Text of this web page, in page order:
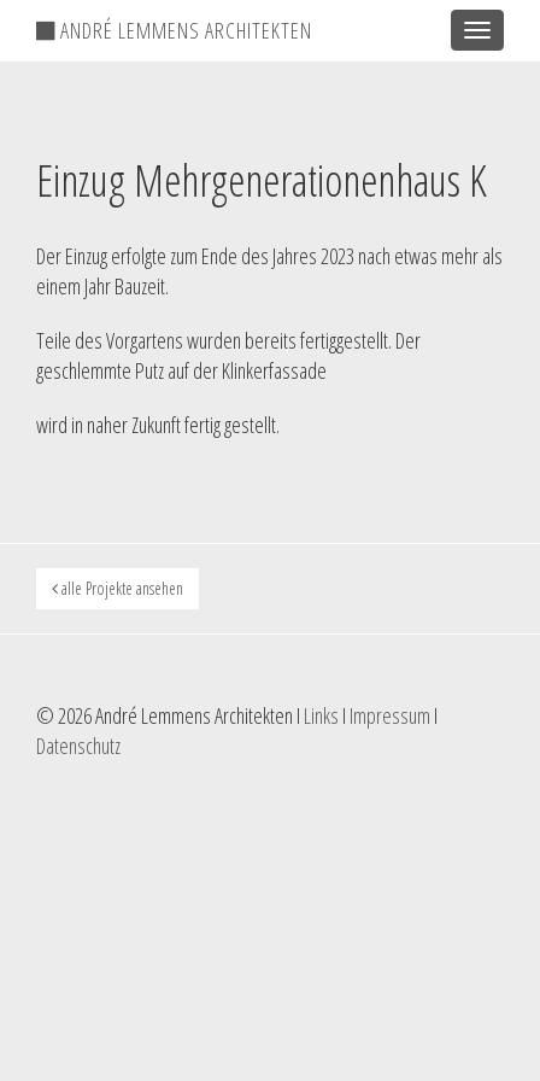
Toggle
ANDRÉ LEMMENS ARCHITEKTEN
Einzug Mehrgenerationenhaus K
Der Einzug erfolgte zum Ende des Jahres 2023 nach etwas mehr als
einem Jahr Bauzeit.
Teile des Vorgartens wurden bereits fertiggestellt. Der
geschlemmte Putz auf der Klinkerfassade
wird in naher Zukunft fertig gestellt.
alle Projekte ansehen
© 2026 André Lemmens Architekten I Links I Impressum I
Datenschutz